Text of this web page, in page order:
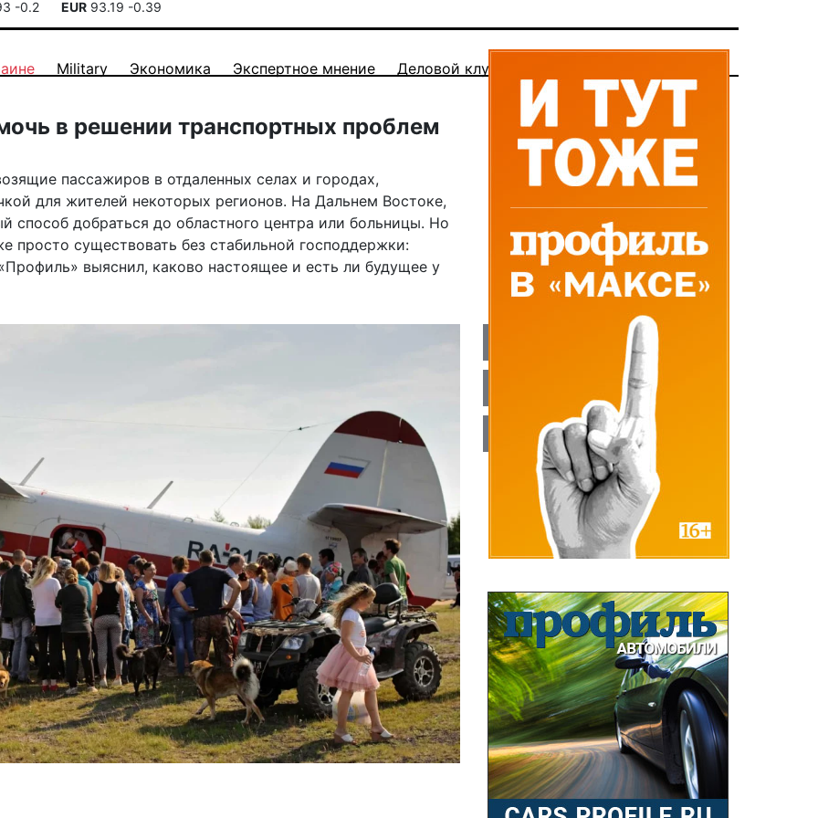
-0.2 EUR 93.19 -0.39
Military Экономика Экспертное мнение Деловой клуб
в решении транспортных проблем
пассажиров в отдаленных селах и городах,
для жителей некоторых регионов. На Дальнем Востоке,
способ добраться до областного центра или больницы. Но
просто существовать без стабильной господдержки:
выяснил, каково настоящее и есть ли будущее у